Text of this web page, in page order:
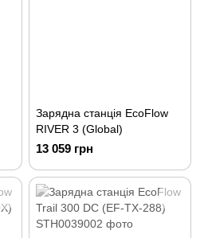
Зарядна станція EcoFlow
RIVER 3 (Global)
13 059 грн